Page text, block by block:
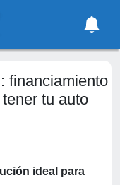
financiamiento
tu auto
ideal para